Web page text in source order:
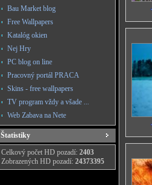
Bau Market blog
Free Wallpapers
Katalóg okien
Nej Hry
PC blog on line
Pracovný portál PRACA
Skins - free wallpapers
TV program vždy a všade ...
Web Zabava na Nete
Štatistiky
Celkový počet HD pozadí: 2403
Zobrazených HD pozadí: 24373395